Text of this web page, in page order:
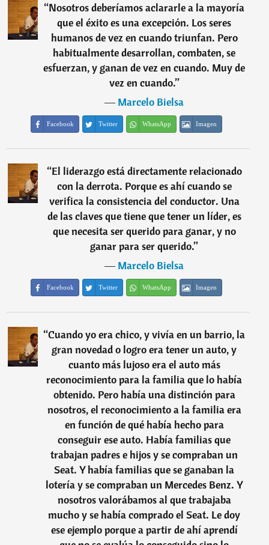
“Nosotros deberíamos aclararle a la mayoría
que el éxito es una excepción. Los seres
humanos de vez en cuando triunfan. Pero
habitualmente desarrollan, combaten, se
esfuerzan, y ganan de vez en cuando. Muy de
vez en cuando.”
―Marcelo Bielsa
Facebook Twitter WhatsApp Imagen
“El liderazgo está directamente relacionado
con la derrota. Porque es ahí cuando se
verifica la consistencia del conductor. Una
de las claves que tiene que tener un líder, es
que necesita ser querido para ganar, y no
ganar para ser querido.”
―Marcelo Bielsa
Facebook Twitter WhatsApp Imagen
“Cuando yo era chico, y vivía en un barrio, la
gran novedad o logro era tener un auto, y
cuanto más lujoso era el auto más
reconocimiento para la familia que lo había
obtenido. Pero había una distinción para
nosotros, el reconocimiento a la familia era
en función de qué había hecho para
conseguir ese auto. Había familias que
trabajan padres e hijos y se compraban un
Seat. Y había familias que se ganaban la
lotería y se compraban un Mercedes Benz. Y
nosotros valorábamos al que trabajaba
mucho y se había comprado el Seat. Le doy
ese ejemplo porque a partir de ahí aprendí